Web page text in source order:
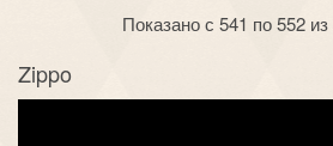
Показано с 541 по 552
Zippo